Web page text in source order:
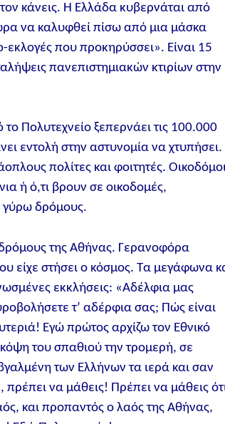
κάνεις. Η Ελλάδα κυβερνάται από
να καλυφθεί πίσω από μια μάσκα
που προκηρύσσει». Είναι 15
πανεπιστημιακών κτιρίων στην
Πολυτεχνείο ξεπερνάει τις 100.000
εντολή στην αστυνομία να χτυπήσει.
πολίτες και φοιτητές.
ή ό,τι βρουν σε οικοδομές,
γύρω δρόμους.
της Αθήνας. Γερανοφόρα
είχε στήσει ο κόσμος. Τα μεγάφωνα
εκκλήσεις: «Αδέλφια μας
τ’ αδέρφια σας; Πώς είναι
Εγώ πρώτος αρχίζω τον Εθνικό
του σπαθιού την τρομερή, σε
των Ελλήνων τα ιερά και σαν
να μάθεις! Πρέπει να μάθεις
και προπαντός ο λαός της Αθήνας,